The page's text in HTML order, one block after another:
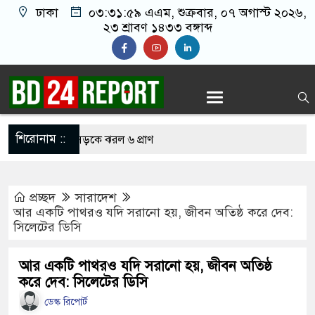
ঢাকা ০৩:৩২:০০ এএম, শুক্রবার, ০৭ অগাস্ট ২০২৬,
২৩ শ্রাবণ ১৪৩৩ বঙ্গাব্দ
শিরোনাম ::
বাসচাপায় সড়কে ঝরল ৬ প্রাণ
বন্ধে খুলে নেওয়া হচ্ছে মসজিদের মাইক
তালিকা প্রণয়ন করবে ট্রাস্কফোর্স: স্বরাষ্ট্রমন্ত্রী
আমাদের মিত্র, অচিরেই আমাদের সঙ্গে মিশে যাবে:
প্রচ্ছদ
সারাদেশ
আর একটি পাথরও যদি সরানো হয়, জীবন অতিষ্ঠ করে দেব:
সিলেটের ডিসি
আর একটি পাথরও যদি সরানো হয়, জীবন অতিষ্ঠ
করে দেব: সিলেটের ডিসি
ডেস্ক রিপোর্ট